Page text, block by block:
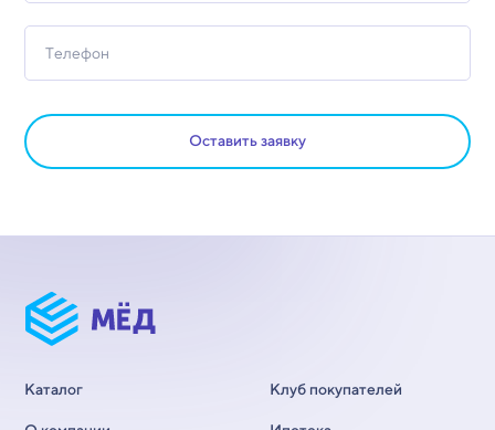
Оставить заявку
Каталог Клуб покупателей